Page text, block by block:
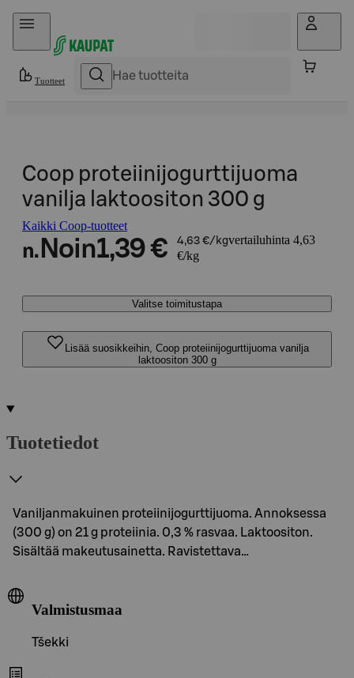
Hyppää sisältöön
Tuotteet
Coop proteiinijogurttijuoma
vanilja laktoositon 300 g
Kaikki Coop-tuotteet
n. Noin1,39 € 4,63 €/kgvertailuhinta 4,63
€/kg
Valitse toimitustapa
Lisää suosikkeihin, Coop proteiinijogurttijuoma vanilja
laktoositon 300 g
Tuotetiedot
Vaniljanmakuinen proteiinijogurttijuoma. Annoksessa
(300 g) on 21 g proteiinia. 0,3 % rasvaa. Laktoositon.
Sisältää makeutusainetta. Ravistettava…
Valmistusmaa
Tšekki